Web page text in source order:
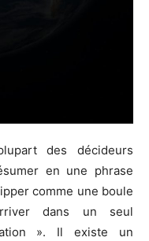
des décideurs
en une phrase
comme une boule
dans un seul
». Il existe un